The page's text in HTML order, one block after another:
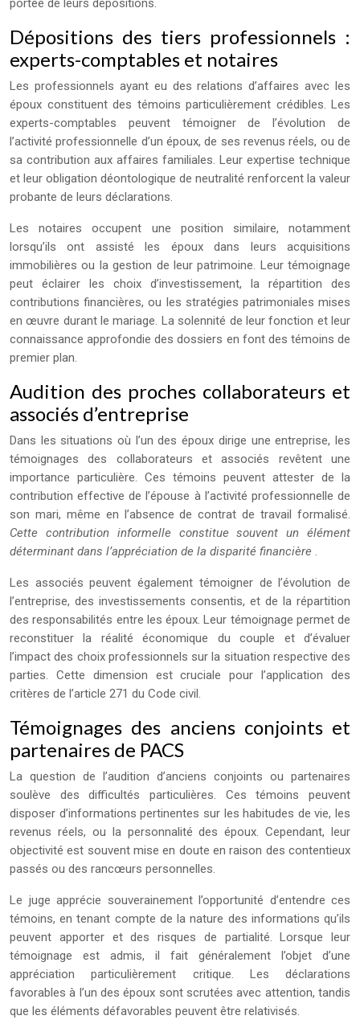
portée de leurs dépositions.
Dépositions des tiers professionnels :
experts-comptables et notaires
Les professionnels ayant eu des relations d’affaires avec les
époux constituent des témoins particulièrement crédibles. Les
experts-comptables peuvent témoigner de l’évolution de
l’activité professionnelle d’un époux, de ses revenus réels, ou de
sa contribution aux affaires familiales. Leur expertise technique
et leur obligation déontologique de neutralité renforcent la valeur
probante de leurs déclarations.
Les notaires occupent une position similaire, notamment
lorsqu’ils ont assisté les époux dans leurs acquisitions
immobilières ou la gestion de leur patrimoine. Leur témoignage
peut éclairer les choix d’investissement, la répartition des
contributions financières, ou les stratégies patrimoniales mises
en œuvre durant le mariage. La solennité de leur fonction et leur
connaissance approfondie des dossiers en font des témoins de
premier plan.
Audition des proches collaborateurs et
associés d’entreprise
Dans les situations où l’un des époux dirige une entreprise, les
témoignages des collaborateurs et associés revêtent une
importance particulière. Ces témoins peuvent attester de la
contribution effective de l’épouse à l’activité professionnelle de
son mari, même en l’absence de contrat de travail formalisé.
Cette contribution informelle constitue souvent un élément
déterminant dans l’appréciation de la disparité financière .
Les associés peuvent également témoigner de l’évolution de
l’entreprise, des investissements consentis, et de la répartition
des responsabilités entre les époux. Leur témoignage permet de
reconstituer la réalité économique du couple et d’évaluer
l’impact des choix professionnels sur la situation respective des
parties. Cette dimension est cruciale pour l’application des
critères de l’article 271 du Code civil.
Témoignages des anciens conjoints et
partenaires de PACS
La question de l’audition d’anciens conjoints ou partenaires
soulève des difficultés particulières. Ces témoins peuvent
disposer d’informations pertinentes sur les habitudes de vie, les
revenus réels, ou la personnalité des époux. Cependant, leur
objectivité est souvent mise en doute en raison des contentieux
passés ou des rancœurs personnelles.
Le juge apprécie souverainement l’opportunité d’entendre ces
témoins, en tenant compte de la nature des informations qu’ils
peuvent apporter et des risques de partialité. Lorsque leur
témoignage est admis, il fait généralement l’objet d’une
appréciation particulièrement critique. Les déclarations
favorables à l’un des époux sont scrutées avec attention, tandis
que les éléments défavorables peuvent être relativisés.